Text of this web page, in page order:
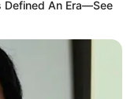
Defined An Era—See